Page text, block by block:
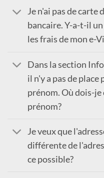
Je n'ai pas de carte
bancaire. Y-a-t-il
les frais de mon e-
Dans la section
il n'y a pas de
prénom. Où dois-
prénom?
Je veux que
différente de
ce possible?